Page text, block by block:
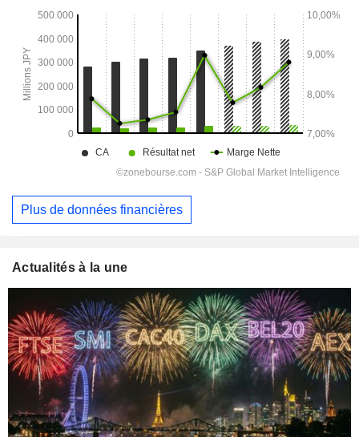
Plus de données financières
Actualités à la une